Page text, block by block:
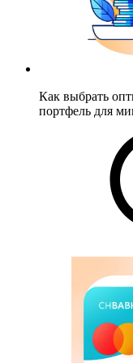
Как выбрать
портфель для